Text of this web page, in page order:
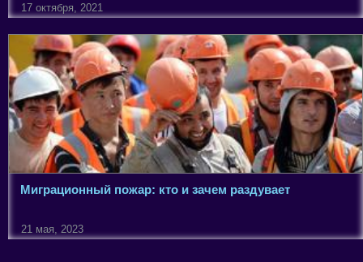
17 октября, 2021
Миграционный пожар: кто и зачем раздувает
21 мая, 2023